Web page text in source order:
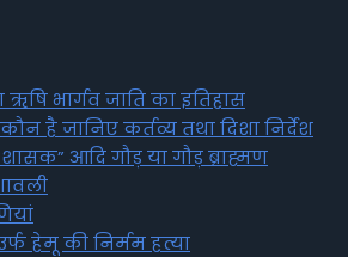
ऋषि भार्गव जाति का इतिहास
है जानिए कर्तव्य तथा दिशा निर्देश
आदि गौड़ या गौड़ ब्राह्मण
हेमू की निर्मम हत्या